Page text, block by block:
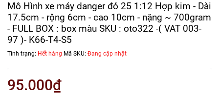
Mô Hình xe máy danger đỏ 25 1:12 Hợp kim - Dài
17.5cm - rộng 6cm - cao 10cm - nặng ~ 700gram
- FULL BOX : box màu SKU : oto322 -( VAT 003-
97 )- K66-T4-S5
Tình trạng: Hết hàng Mã SKU: Đang cập nhật
95.000₫